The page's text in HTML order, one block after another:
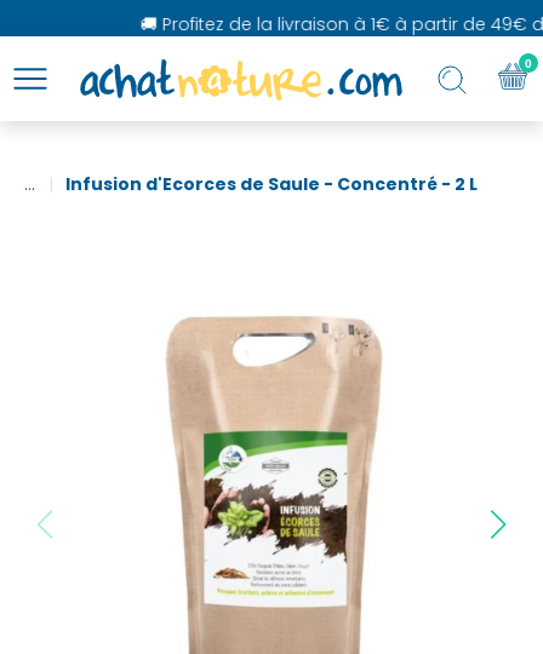
🚚 Profitez de la livraison à 1€ à partir de 49€
... Infusion d'Ecorces de Saule - Concentré - 2 L
0